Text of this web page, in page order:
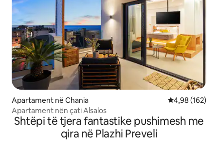
Apartament në Chania Vlerësimi
4,98 (162)
Apartament nën çati Alsalos
Shtëpi të tjera fantastike pushimesh me
qira në Plazhi Preveli